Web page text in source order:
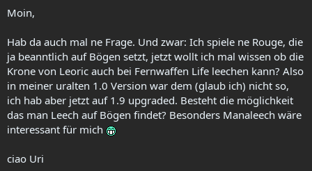
Moin,
Hab da auch mal ne Frage. Und zwar: Ich spiele ne Rouge, die
ja beanntlich auf Bögen setzt, jetzt wollt ich mal wissen ob die
Krone von Leoric auch bei Fernwaffen Life leechen kann? Also
in meiner uralten 1.0 Version war dem (glaub ich) nicht so,
ich hab aber jetzt auf 1.9 upgraded. Besteht die möglichkeit
das man Leech auf Bögen findet? Besonders Manaleech wäre
interessant für mich
ciao Uri